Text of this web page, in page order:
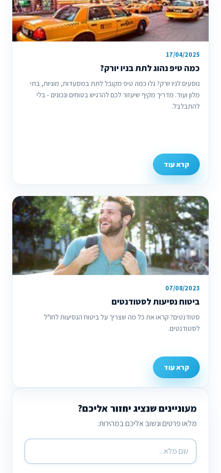
17/04/2025
כמה טיפ נהוג לתת בניו יורק?
נוסעים לניו יורק? גלו כמה טיפ מקובל לתת במסעדות, מוניות, בתי
מלון ועוד. מדריך מקיף שיעזור לכם להרגיש בטוחים ונכונים - בלי
להתבלבל.
קרא עוד
07/08/2023
ביטוח נסיעות לסטודנטים
סטודנטים? קראו את כל מה שצריך על ביטוח הנסיעות לחו"ל
לסטודנטים.
קרא עוד
מעוניינים שנציג יחזור אליכם?
מלאו פרטים ונשוב אליכם במהירות: